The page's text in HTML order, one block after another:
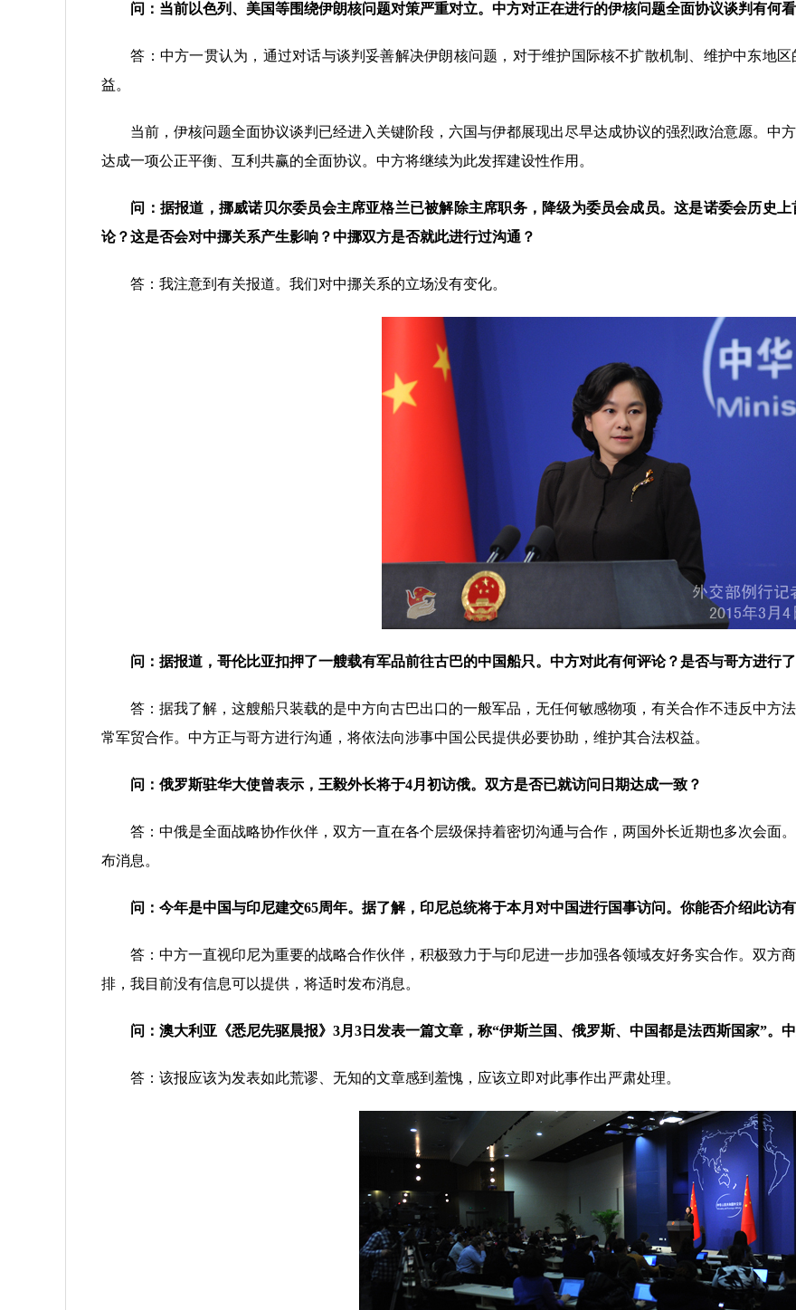
问：当前以色列、美国等围绕伊朗核问题对策严重对立。中方对正在进行的伊核问题全面协议谈判有何看
答：中方一贯认为，通过对话与谈判妥善解决伊朗核问题，对于维护国际核不扩散机制、维护中东地区
益。
当前，伊核问题全面协议谈判已经进入关键阶段，六国与伊都展现出尽早达成协议的强烈政治意愿。中
达成一项公正平衡、互利共赢的全面协议。中方将继续为此发挥建设性作用。
问：据报道，挪威诺贝尔委员会主席亚格兰已被解除主席职务，降级为委员会成员。这是诺委会历史
论？这是否会对中挪关系产生影响？中挪双方是否就此进行过沟通？
答：我注意到有关报道。我们对中挪关系的立场没有变化。
问：据报道，哥伦比亚扣押了一艘载有军品前往古巴的中国船只。中方对此有何评论？是否与哥方进行
答：据我了解，这艘船只装载的是中方向古巴出口的一般军品，无任何敏感物项，有关合作不违反中方
常军贸合作。中方正与哥方进行沟通，将依法向涉事中国公民提供必要协助，维护其合法权益。
问：俄罗斯驻华大使曾表示，王毅外长将于4月初访俄。双方是否已就访问日期达成一致？
答：中俄是全面战略协作伙伴，双方一直在各个层级保持着密切沟通与合作，两国外长近期也多次会面
布消息。
问：今年是中国与印尼建交65周年。据了解，印尼总统将于本月对中国进行国事访问。你能否介绍此访
答：中方一直视印尼为重要的战略合作伙伴，积极致力于与印尼进一步加强各领域友好务实合作。双方
排，我目前没有信息可以提供，将适时发布消息。
问：澳大利亚《悉尼先驱晨报》3月3日发表一篇文章，称“伊斯兰国、俄罗斯、中国都是法西斯国家”。
答：该报应该为发表如此荒谬、无知的文章感到羞愧，应该立即对此事作出严肃处理。